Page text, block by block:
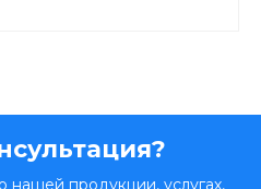
продукции, услугах,